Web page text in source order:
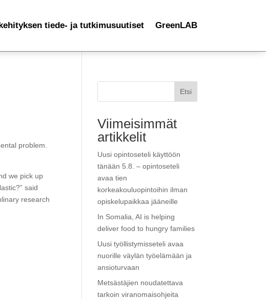
tiede- ja tutkimusuutiset GreenLAB
problem.
we pick up
said
research
Etsi
Viimeisimmät
artikkelit
Uusi opintoseteli käyttöön
tänään 5.8. – opintoseteli
avaa tien
korkeakouluopintoihin ilman
opiskelupaikkaa jääneille
In Somalia, AI is helping
deliver food to hungry families
Uusi työllistymisseteli avaa
nuorille väylän työelämään ja
ansioturvaan
Metsästäjien noudatettava
tarkoin viranomaisohjeita